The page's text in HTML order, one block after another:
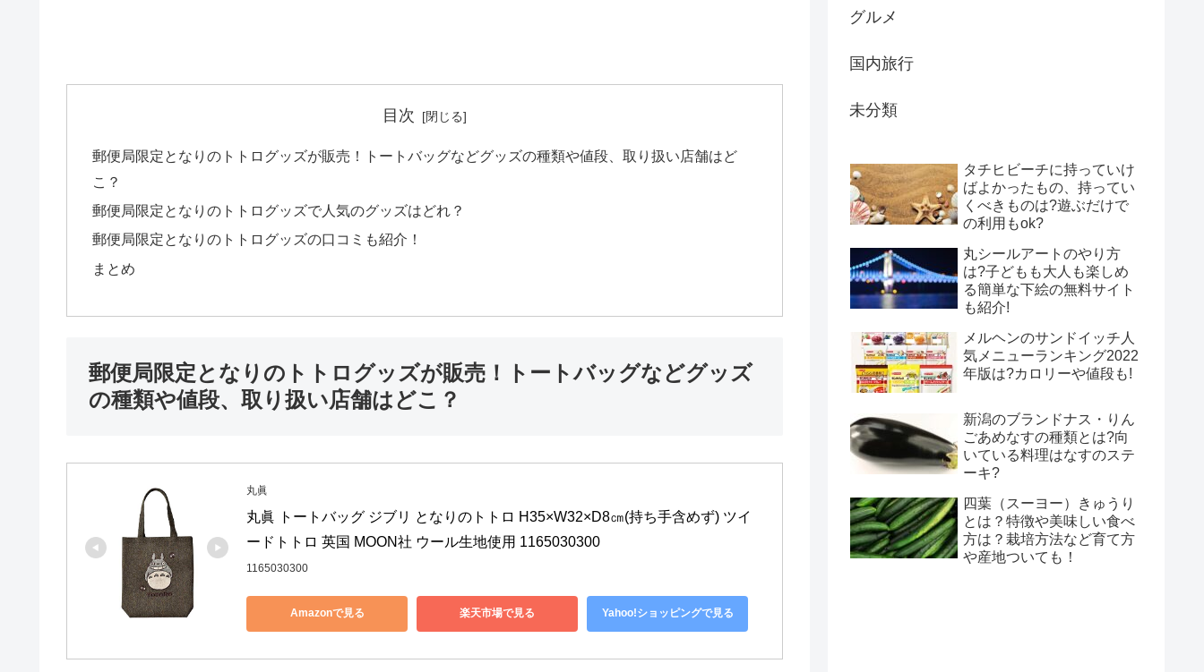
目次
郵便局限定となりのトトログッズが販売！トートバッグなどグッズの種類や値段、取り扱い店舗はど
こ？
郵便局限定となりのトトログッズで人気のグッズはどれ？
郵便局限定となりのトトログッズの口コミも紹介！
まとめ
郵便局限定となりのトトログッズが販売！トートバッグなどグッズ
の種類や値段、取り扱い店舗はどこ？
丸眞
丸眞 トートバッグ ジブリ となりのトトロ H35×W32×D8㎝(持ち手含めず) ツイ
ードトトロ 英国 MOON社 ウール生地使用 1165030300
1165030300
Amazonで見る 楽天市場で見る Yahoo!ショッピングで見る
グルメ
国内旅行
未分類
タチヒビーチに持っていけ
ばよかったもの、持ってい
くべきものは?遊ぶだけで
の利用もok?
丸シールアートのやり方
は?子どもも大人も楽しめ
る簡単な下絵の無料サイト
も紹介!
メルヘンのサンドイッチ人
気メニューランキング2022
年版は?カロリーや値段も!
新潟のブランドナス・りん
ごあめなすの種類とは?向
いている料理はなすのステ
ーキ?
四葉（スーヨー）きゅうり
とは？特徴や美味しい食べ
方は？栽培方法など育て方
や産地ついても！